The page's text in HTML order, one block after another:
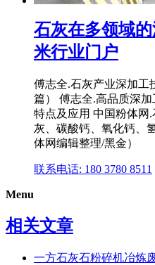
石灰在多领域
米行业门户
傅志全.石灰产业深加工
篇） 傅志全.高品质深
特点及应用 中国粉体网
灰、碳酸钙、氧化钙、
体网编辑整理/黑金）
联系电话: 180 3780 8511
Menu
相关文章
一方石灰石粉碎机冶炼